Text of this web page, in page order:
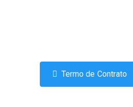
Termo de Contrato